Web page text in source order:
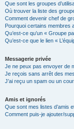
Que sont les groupes
Où trouver la liste des
Comment devenir chef de
Pourquoi certains membres
Qu’est-ce qu’un « Groupe
Qu’est-ce que le lien «
Messagerie privée
Je ne peux pas envoyer de
Je reçois sans arrêt des
J’ai reçu un spam ou un
Amis et ignorés
Que sont mes listes d’amis
Comment puis-je ajouter/